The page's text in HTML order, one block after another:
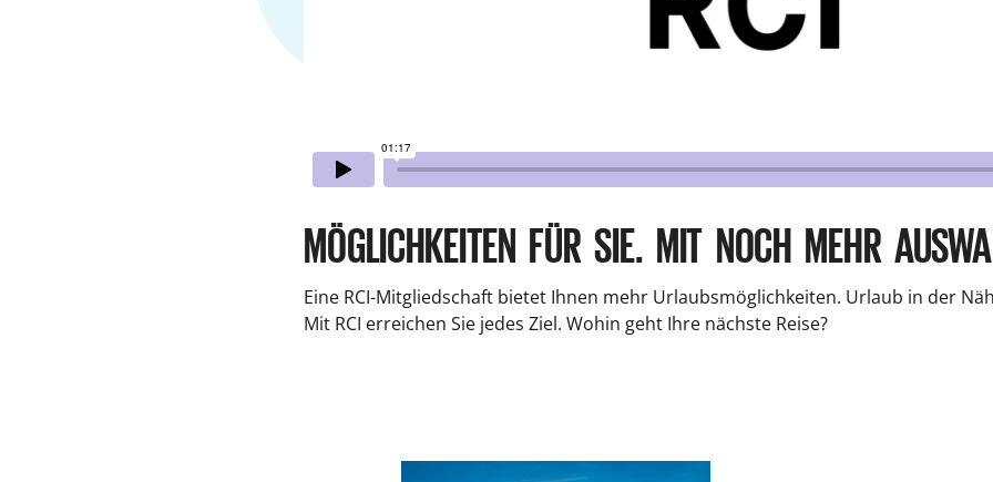
MÖGLICHKEITEN FÜR SIE. MIT NOCH MEHR
Eine RCI-Mitgliedschaft bietet Ihnen mehr Urlaubsmöglichkeiten. Urlaub in der
Mit RCI erreichen Sie jedes Ziel. Wohin geht Ihre nächste Reise?